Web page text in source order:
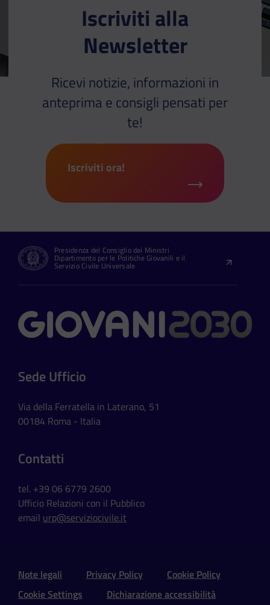
Iscriviti alla
Newsletter
Ricevi notizie, informazioni in
anteprima e consigli pensati per
te!
Iscriviti ora!
Presidenza del Consiglio dei Ministri
Dipartimento per le Politiche Giovanili e il
Servizio Civile Universale
Contatti
Sede Ufficio
Via della Ferratella in Laterano, 51
00184 Roma - Italia
Contatti
tel. +39 06 6779 2600
Ufficio Relazioni con il Pubblico
email urp@serviziocivile.it
Sezione Link Utili e Social
Note legali Privacy Policy
Cookie Policy
Cookie Settings
Dichiarazione accessibilità